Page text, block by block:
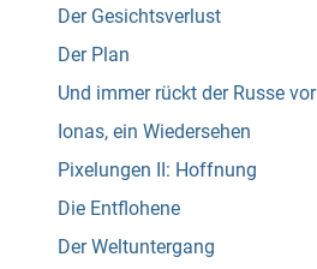
Der Gesichtsverlust
Der Plan
Und immer rückt der Russe vor
Ionas, ein Wiedersehen
Pixelungen II: Hoffnung
Die Entflohene
Der Weltuntergang